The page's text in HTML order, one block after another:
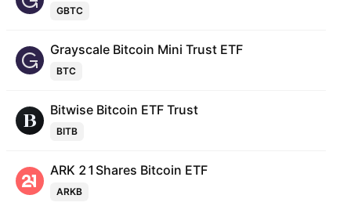
GBTC
Grayscale Bitcoin Mini Trust ETF
BTC
Bitwise Bitcoin ETF Trust
BITB
ARK 21Shares Bitcoin ETF
ARKB